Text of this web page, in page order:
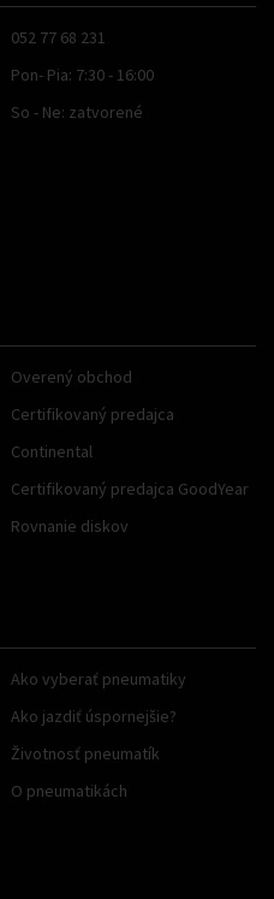
052 77 68 231
Pon- Pia: 7:30 - 16:00
So - Ne: zatvorené
Overený obchod
Certifikovaný predajca
Continental
Certifikovaný predajca GoodYear
Rovnanie diskov
Ako vyberať pneumatiky
Ako jazdiť úspornejšie?
Životnosť pneumatík
O pneumatikách